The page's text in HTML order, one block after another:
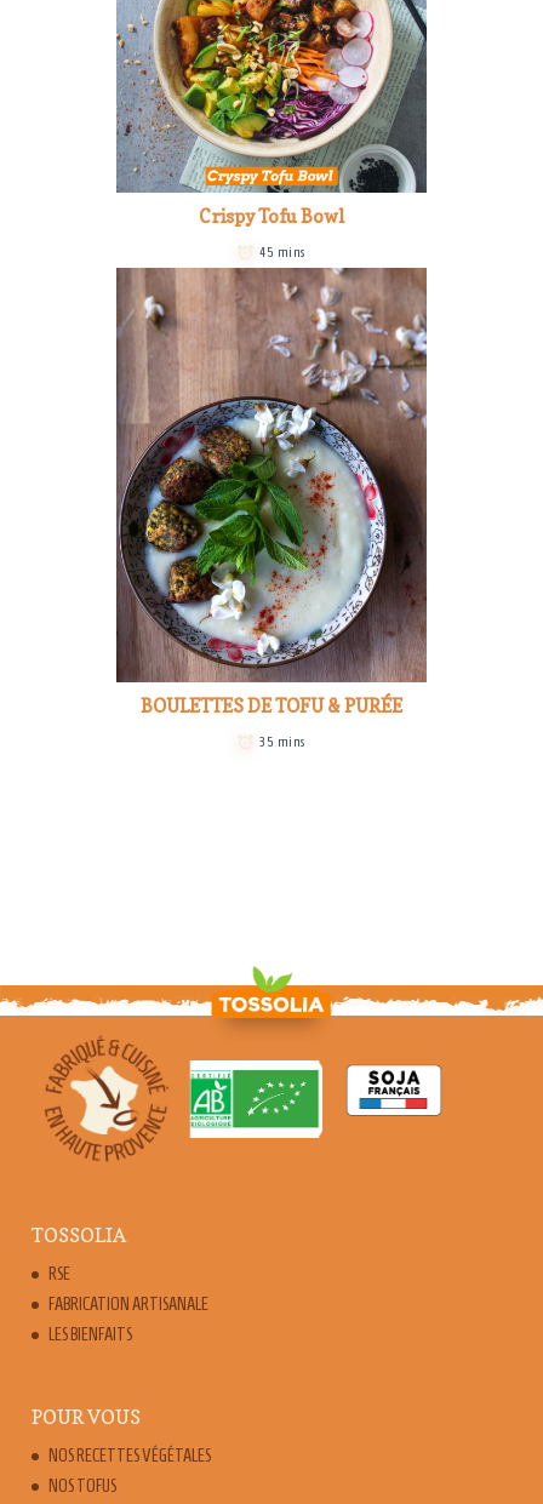
Crispy Tofu Bowl
45 mins
BOULETTES DE TOFU & PURÉE
35 mins
TOSSOLIA
RSE
FABRICATION ARTISANALE
LES BIENFAITS
POUR VOUS
NOS RECETTES VÉGÉTALES
NOS TOFUS